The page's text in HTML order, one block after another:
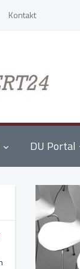
Kontakt
DU Portal